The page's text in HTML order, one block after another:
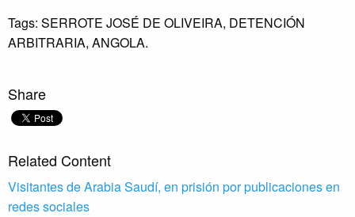
Tags: SERROTE JOSÉ DE OLIVEIRA, DETENCIÓN
ARBITRARIA, ANGOLA.
Share
Related Content
Visitantes de Arabia Saudí, en prisión por publicaciones en
redes sociales